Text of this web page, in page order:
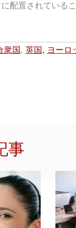
配置されている
衆国 , 英国 , ヨーロ
事